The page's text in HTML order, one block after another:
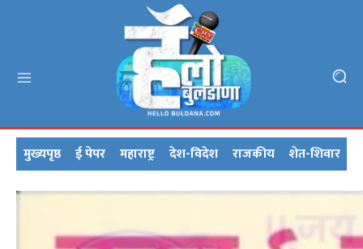
मुख्यपृष्ठ ई पेपर महाराष्ट्र देश-विदेश राजकीय शेत-शिवार